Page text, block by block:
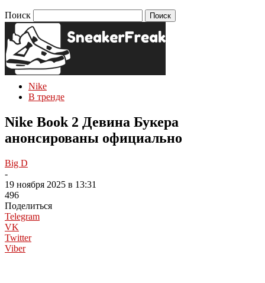
Поиск
Nike
В тренде
Nike Book 2 Девина Букера
анонсированы официально
Big D
-
19 ноября 2025 в 13:31
496
Поделиться
Telegram
VK
Twitter
Viber